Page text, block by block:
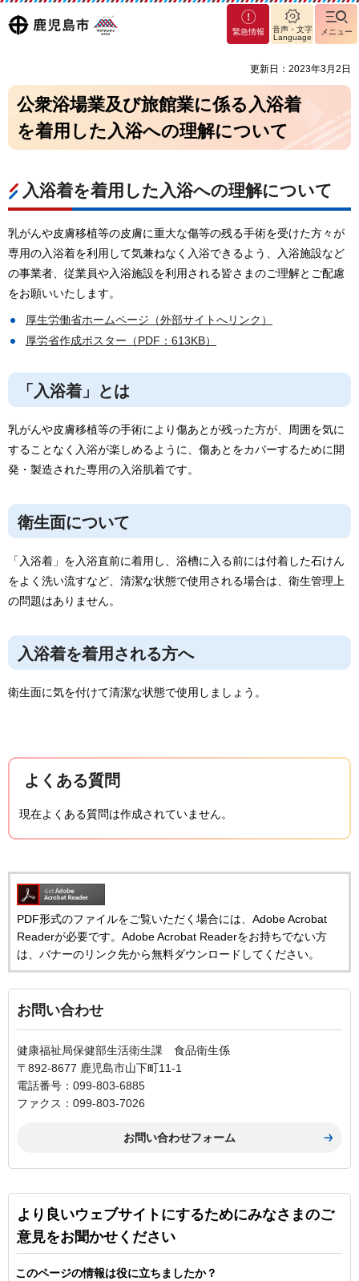
鹿児島
マグ
マシ
緊急情報
音声・文字
Language
メニュー
更新日：2023年3月2日
公衆浴場業及び旅館業に係る入浴着
を着用した入浴への理解について
入浴着を着用した入浴への理解について
乳がんや皮膚移植等の皮膚に重大な傷等の残る手術を受けた方々が
専用の入浴着を利用して気兼ねなく入浴できるよう、入浴施設など
の事業者、従業員や入浴施設を利用される皆さまのご理解とご配慮
をお願いいたします。
厚生労働省ホームページ（外部サイトへリンク）
厚労省作成ポスター（PDF：613KB）
「入浴着」とは
乳がんや皮膚移植等の手術により傷あとが残った方が、周囲を気に
することなく入浴が楽しめるように、傷あとをカバーするために開
発・製造された専用の入浴肌着です。
衛生面について
「入浴着」を入浴直前に着用し、浴槽に入る前には付着した石けん
をよく洗い流すなど、清潔な状態で使用される場合は、衛生管理上
の問題はありません。
入浴着を着用される方へ
衛生面に気を付けて清潔な状態で使用しましょう。
よくある質問
現在よくある質問は作成されていません。
PDF形式のファイルをご覧いただく場合には、Adobe Acrobat
Readerが必要です。Adobe Acrobat Readerをお持ちでない方
は、バナーのリンク先から無料ダウンロードしてください。
お問い合わせ
健康福祉局保健部生活衛生課 食品衛生係
〒892-8677 鹿児島市山下町11-1
電話番号：099-803-6885
ファクス：099-803-7026
より良いウェブサイトにするためにみなさまのご
意見をお聞かせください
このページの情報は役に立ちましたか？